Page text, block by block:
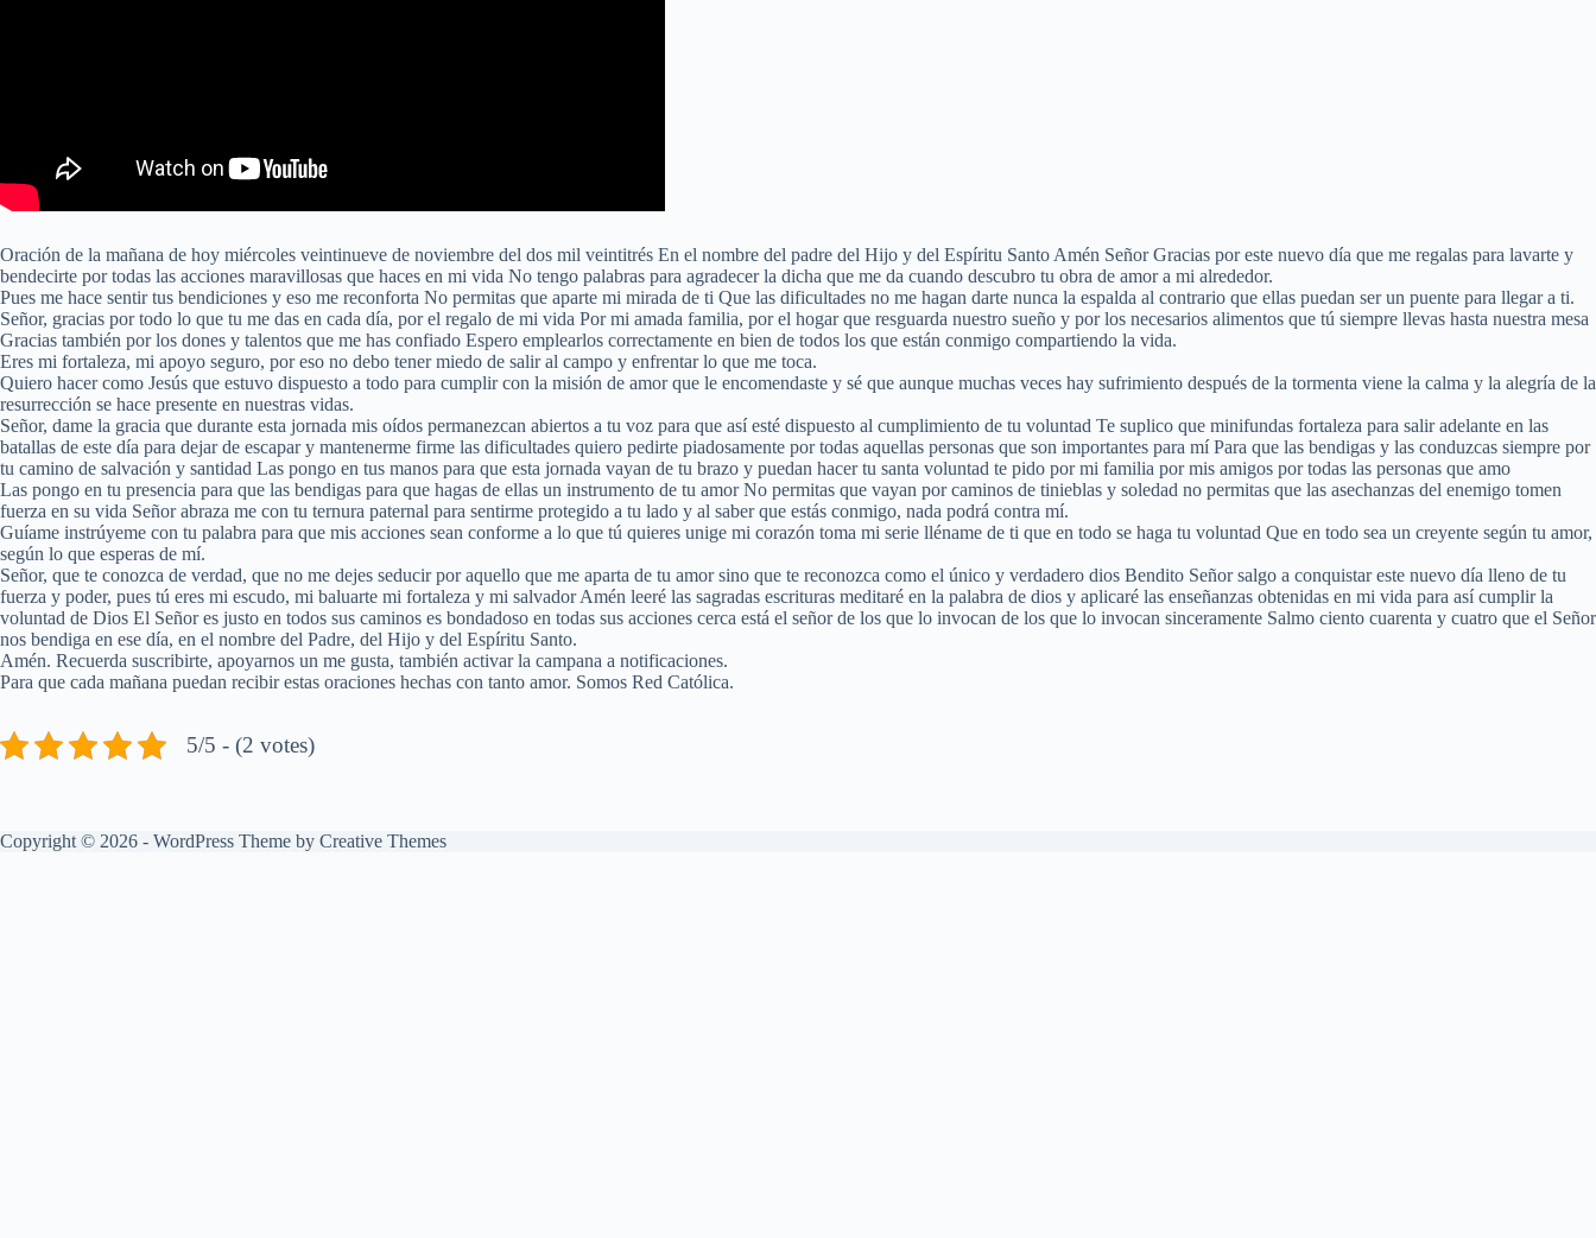
Oración de la mañana de hoy miércoles veintinueve de noviembre del dos mil veintitrés En el nombre del padre del Hijo y del Espíritu Santo Amén Señor Gracias por este nuevo día que me regalas para lavarte y
bendecirte por todas las acciones maravillosas que haces en mi vida No tengo palabras para agradecer la dicha que me da cuando descubro tu obra de amor a mi alrededor.
Pues me hace sentir tus bendiciones y eso me reconforta No permitas que aparte mi mirada de ti Que las dificultades no me hagan darte nunca la espalda al contrario que ellas puedan ser un puente para llegar a ti.
Señor, gracias por todo lo que tu me das en cada día, por el regalo de mi vida Por mi amada familia, por el hogar que resguarda nuestro sueño y por los necesarios alimentos que tú siempre llevas hasta nuestra mesa
Gracias también por los dones y talentos que me has confiado Espero emplearlos correctamente en bien de todos los que están conmigo compartiendo la vida.
Eres mi fortaleza, mi apoyo seguro, por eso no debo tener miedo de salir al campo y enfrentar lo que me toca.
Quiero hacer como Jesús que estuvo dispuesto a todo para cumplir con la misión de amor que le encomendaste y sé que aunque muchas veces hay sufrimiento después de la tormenta viene la calma y la alegría de la
resurrección se hace presente en nuestras vidas.
Señor, dame la gracia que durante esta jornada mis oídos permanezcan abiertos a tu voz para que así esté dispuesto al cumplimiento de tu voluntad Te suplico que minifundas fortaleza para salir adelante en las
batallas de este día para dejar de escapar y mantenerme firme las dificultades quiero pedirte piadosamente por todas aquellas personas que son importantes para mí Para que las bendigas y las conduzcas siempre por
tu camino de salvación y santidad Las pongo en tus manos para que esta jornada vayan de tu brazo y puedan hacer tu santa voluntad te pido por mi familia por mis amigos por todas las personas que amo
Las pongo en tu presencia para que las bendigas para que hagas de ellas un instrumento de tu amor No permitas que vayan por caminos de tinieblas y soledad no permitas que las asechanzas del enemigo tomen
fuerza en su vida Señor abraza me con tu ternura paternal para sentirme protegido a tu lado y al saber que estás conmigo, nada podrá contra mí.
Guíame instrúyeme con tu palabra para que mis acciones sean conforme a lo que tú quieres unige mi corazón toma mi serie lléname de ti que en todo se haga tu voluntad Que en todo sea un creyente según tu amor,
según lo que esperas de mí.
Señor, que te conozca de verdad, que no me dejes seducir por aquello que me aparta de tu amor sino que te reconozca como el único y verdadero dios Bendito Señor salgo a conquistar este nuevo día lleno de tu
fuerza y poder, pues tú eres mi escudo, mi baluarte mi fortaleza y mi salvador Amén leeré las sagradas escrituras meditaré en la palabra de dios y aplicaré las enseñanzas obtenidas en mi vida para así cumplir la
voluntad de Dios El Señor es justo en todos sus caminos es bondadoso en todas sus acciones cerca está el señor de los que lo invocan de los que lo invocan sinceramente Salmo ciento cuarenta y cuatro que el Señor
nos bendiga en ese día, en el nombre del Padre, del Hijo y del Espíritu Santo.
Amén. Recuerda suscribirte, apoyarnos un me gusta, también activar la campana a notificaciones.
Para que cada mañana puedan recibir estas oraciones hechas con tanto amor. Somos Red Católica.
5/5 - (2 votes)
Copyright © 2026 - WordPress Theme by Creative Themes